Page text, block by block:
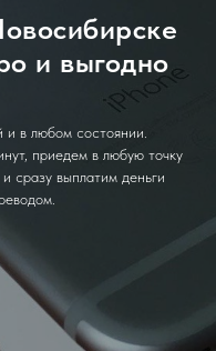
и выгодно
в любом состоянии.
приедем в любую точку
сразу выплатим деньги